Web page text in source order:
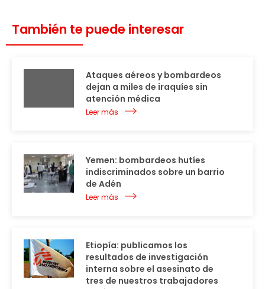
También te puede interesar
Ataques aéreos y bombardeos
dejan a miles de iraquíes sin
atención médica
Leer más
Yemen: bombardeos hutíes
indiscriminados sobre un barrio
de Adén
Leer más
Etiopía: publicamos los
resultados de investigación
interna sobre el asesinato de
tres de nuestros trabajadores